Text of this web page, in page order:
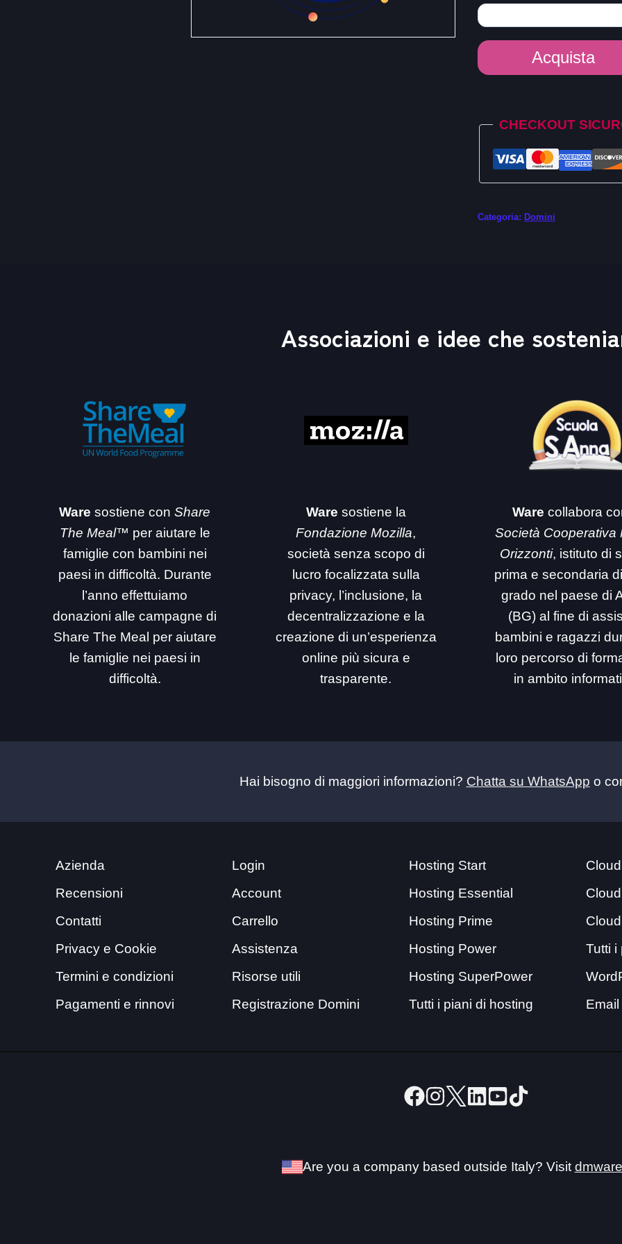
Dominio
.co.uk
Acquista
CHECKOUT
Categoria: Domini
Associazioni e idee che
Ware sostiene conShare
The Meal™ per aiutare le
famiglie con bambini nei
paesi in difficoltà. Durante
l’anno effettuiamo
donazioni alle campagne di
Share The Meal per aiutare
le famiglie nei paesi in
difficoltà.
Ware sostiene la
Fondazione Mozilla,
società senza scopo di
lucro focalizzata sulla
privacy, l’inclusione, la
decentralizzazione e la
creazione di un’esperienza
online più sicura e
trasparente.
Ware collabora
Società Cooperativa
Orizzonti, istituto di
prima e secondaria
grado nel paese di
(BG) al fine di
bambini e ragazzi
loro percorso di
in ambito
Hai bisogno di maggiori informazioni? Chatta su WhatsApp o
Azienda
Recensioni
Contatti
Privacy e Cookie
Termini e condizioni
Pagamenti e rinnovi
Login
Account
Carrello
Assistenza
Risorse utili
Registrazione Domini
Hosting Start
Hosting Essential
Hosting Prime
Hosting Power
Hosting SuperPower
Tutti i piani di hosting
Tutti i
Email
Are you a company based outside Italy? Visit